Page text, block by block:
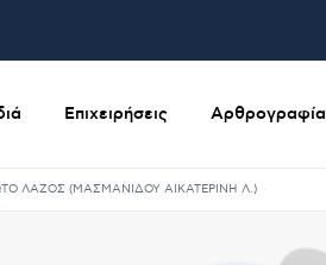
Επιχειρήσεις Αρθρογραφία
ΛΑΖΟΣ (ΜΑΣΜΑΝΙΔΟΥ ΑΙΚΑΤΕΡΙΝΗ Λ.)